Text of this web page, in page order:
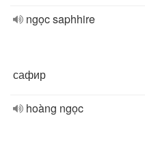
ngọc saphhire
сафир
hoàng ngọc